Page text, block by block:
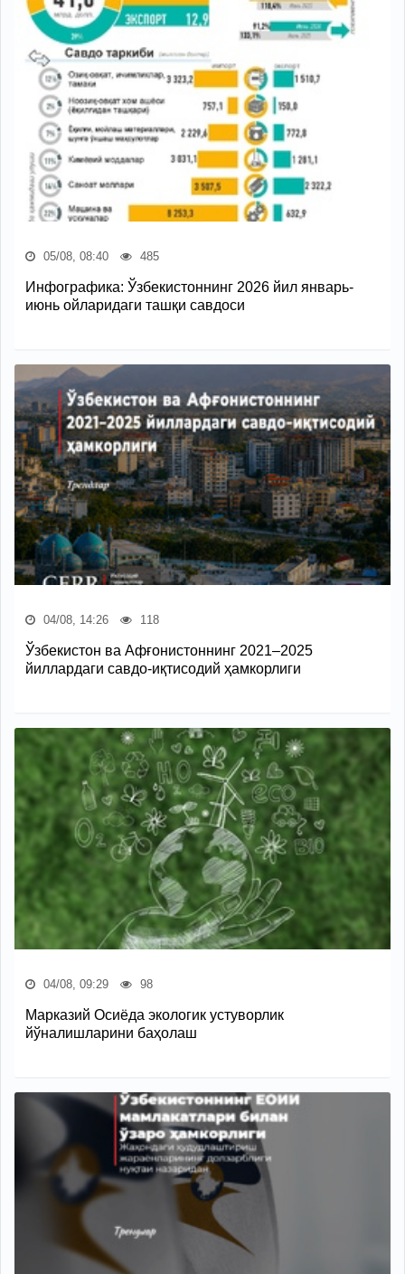
05/08, 08:40 485
Инфографика: Ўзбекистоннинг 2026 йил январь-
июнь ойларидаги ташқи савдоси
04/08, 14:26 118
Ўзбекистон ва Афғонистоннинг 2021–2025
йиллардаги савдо-иқтисодий ҳамкорлиги
04/08, 09:29 98
Марказий Осиёда экологик устуворлик
йўналишларини баҳолаш